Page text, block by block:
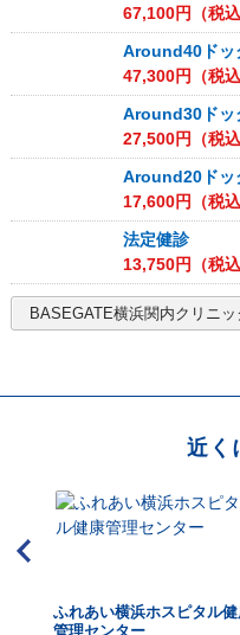
67,100円（税込
Around40ドッ
47,300円（税込
Around30ドッ
27,500円（税込
Around20ドッ
17,600円（税込
法定健診
13,750円（税込
BASEGATE横浜関内クリニッ
近く
ふれあい横浜ホスピタル
管理センター